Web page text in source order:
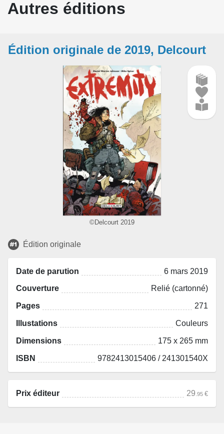
Autres éditions
Édition originale de 2019, Delcourt
©Delcourt 2019
Édition originale
Date de parution 6 mars 2019
Couverture Relié (cartonné)
Pages 271
Illustations Couleurs
Dimensions 175 x 265 mm
ISBN 9782413015406 / 241301540X
Prix éditeur 29 .95 €